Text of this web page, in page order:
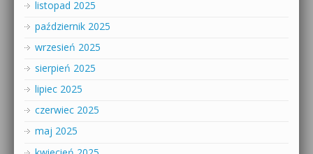
listopad 2025
październik 2025
wrzesień 2025
sierpień 2025
lipiec 2025
czerwiec 2025
maj 2025